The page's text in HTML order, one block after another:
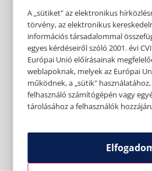
A „sütiket" az elektronikus
törvény, az elektronikus
információs társadalommal
egyes kérdéseiről szóló 2001. évi
Európai Unió előírásainak
weblapoknak, melyek az Európai
működnek, a „sütik"
felhasználó számítógépén vagy
tárolásához a felhasználók